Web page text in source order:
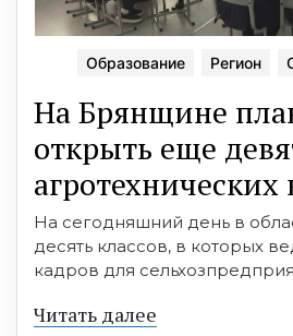
Образование Регион
На Брянщине
открыть еще
агротехнических
На сегодняшний день в
десять классов, в которых
кадров для
Читать далее